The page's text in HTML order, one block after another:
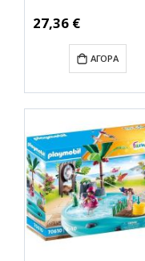
(PLY71702)
Ειδική
Τιμή
27,36 €
ΑΓΟΡΆ